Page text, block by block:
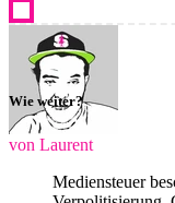
Wie weiter?
von Laurent
Mediensteuer